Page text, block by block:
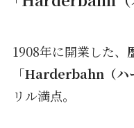
1908年に開業した、
「Harderbahn（ハ
リル満点。